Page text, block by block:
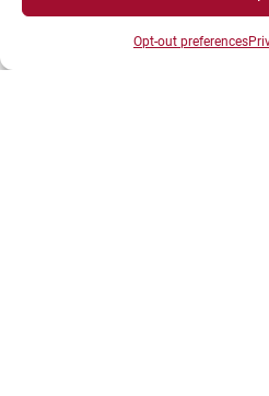
Opt-out preferences
Plan d’accès
Mentions